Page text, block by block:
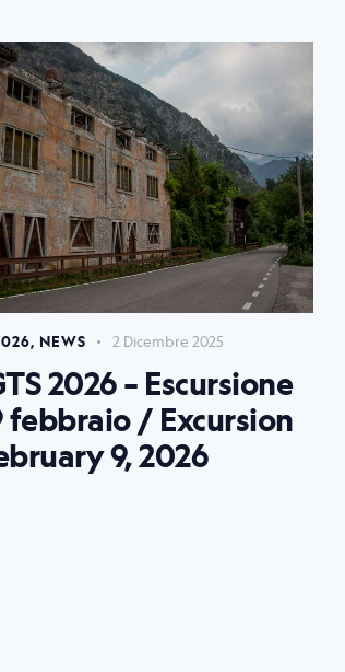
, NEWS 2 Dicembre 2025
2026 – Escursione
febbraio / Excursion
9, 2026